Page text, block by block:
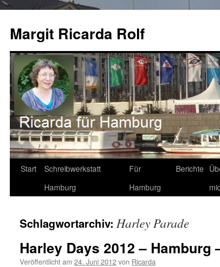
springen
Margit Ricarda Rolf
Start
Schreibwerkstatt
Hamburg
Für
Hamburg
Berichte
Schlagwortarchiv: Harley Parade
Harley Days 2012 – Hamburg
Veröffentlicht am 24. Juni 2012von Ricarda